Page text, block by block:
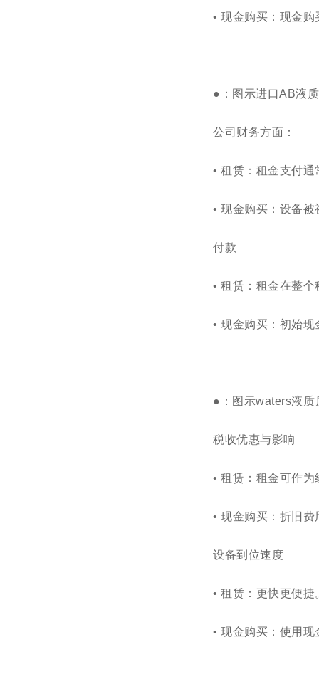
• 现金购买：现金
● ：图示进口AB液
公司财务方面：
• 租赁：租金支付
• 现金购买：设备
付款
• 租赁：租金在整个
• 现金购买：初始
● ：图示waters液质
税收优惠与影响
• 租赁：租金可作
• 现金购买：折旧
设备到位速度
• 租赁：更快更便捷
• 现金购买：使用